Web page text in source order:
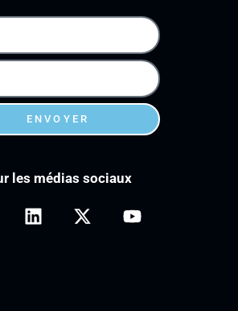
ENVOYER
les médias sociaux